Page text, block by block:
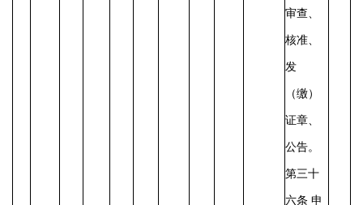
审查、
核准、
发
（缴）
证章、
公告。
第三十
六条 申